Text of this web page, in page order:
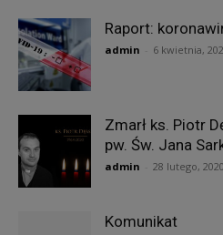
Raport:
admin 6 kwietnia,
Zmarł ks. Piotr
pw. Św. Jana
admin 28 lutego, 2020
Komunikat